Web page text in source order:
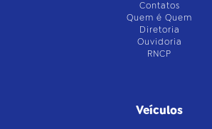
Contatos
Quem é Quem
Diretoria
Ouvidoria
RNCP
Veículos